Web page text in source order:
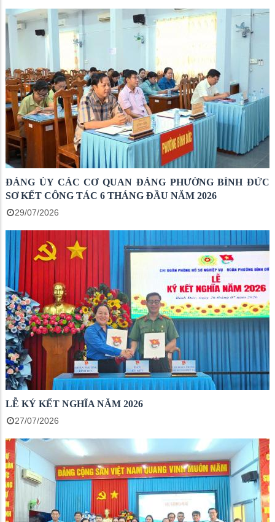
ĐẢNG ỦY CÁC CƠ QUAN ĐẢNG PHƯỜNG BÌNH ĐỨC
SƠ KẾT CÔNG TÁC 6 THÁNG ĐẦU NĂM 2026
29/07/2026
LỄ KÝ KẾT NGHĨA NĂM 2026
27/07/2026